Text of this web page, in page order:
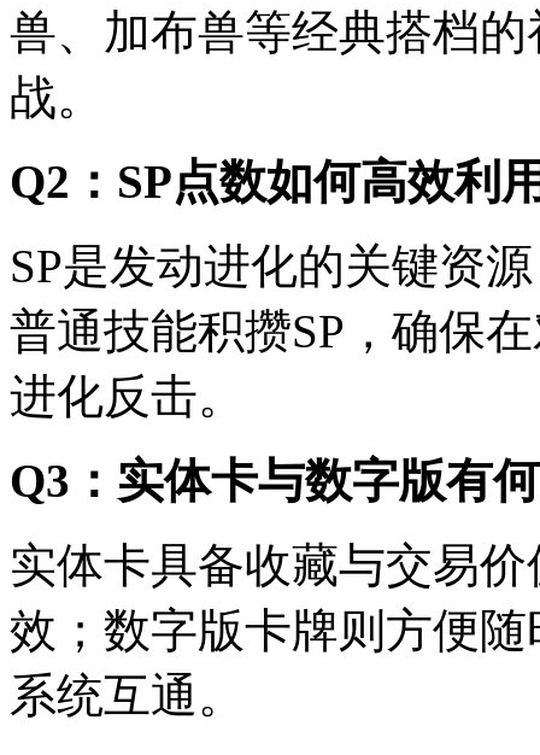
兽、加布兽等经典搭档
战。
Q2：SP点数如何高效利
SP是发动进化的关键资
普通技能积攒SP，确保
进化反击。
Q3：实体卡与数字版有
实体卡具备收藏与交易
效；数字版卡牌则方便
系统互通。